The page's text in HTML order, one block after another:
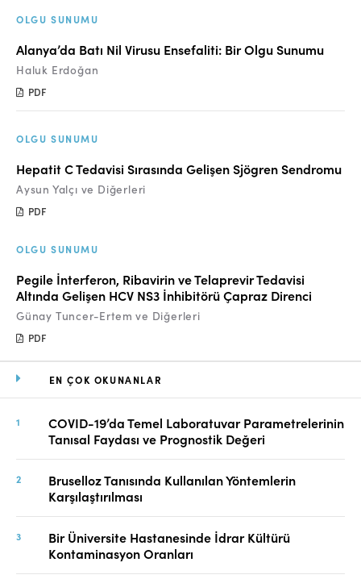
EN ÇOK OKUNANLAR
COVID-19’da Temel Laboratuvar Parametrelerinin
Tanısal Faydası ve Prognostik Değeri
Bruselloz Tanısında Kullanılan Yöntemlerin
Karşılaştırılması
Bir Üniversite Hastanesinde İdrar Kültürü
Kontaminasyon Oranları
OLGU SUNUMU
Alanya’da Batı Nil Virusu Ensefaliti: Bir Olgu Sunumu
Haluk Erdoğan
PDF
OLGU SUNUMU
Hepatit C Tedavisi Sırasında Gelişen Sjögren Sendromu
Aysun Yalçı ve Diğerleri
PDF
OLGU SUNUMU
Pegile İnterferon, Ribavirin ve Telaprevir Tedavisi
Altında Gelişen HCV NS3 İnhibitörü Çapraz Direnci
Günay Tuncer-Ertem ve Diğerleri
PDF